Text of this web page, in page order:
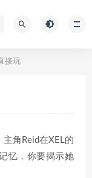
接玩
角Reid在XEL的
忆，你要揭示她